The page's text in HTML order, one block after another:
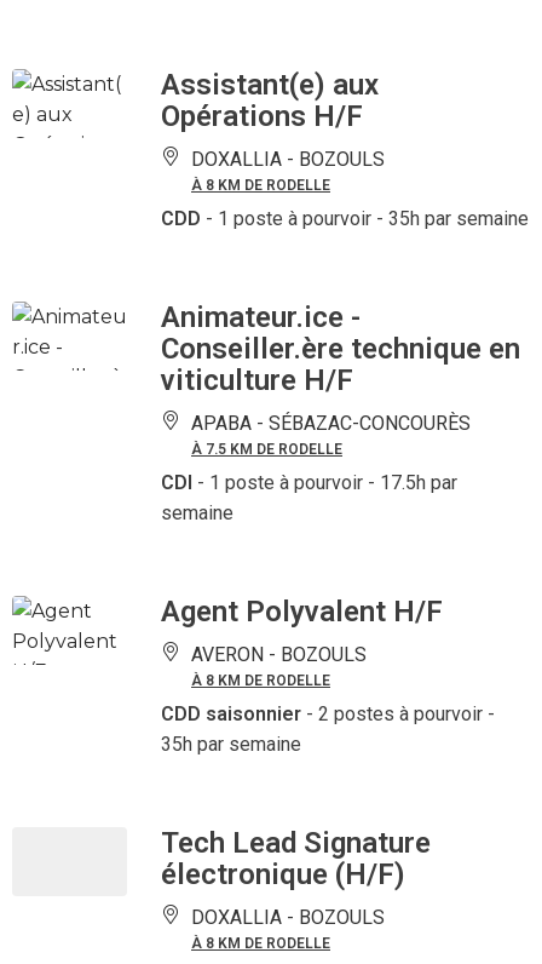
Assistant(e) aux
Opérations H/F
DOXALLIA - BOZOULS
À 8 KM DE RODELLE
CDD - 1 poste à pourvoir - 35h par semaine
Animateur.ice -
Conseiller.ère technique en
viticulture H/F
APABA - SÉBAZAC-CONCOURÈS
À 7.5 KM DE RODELLE
CDI - 1 poste à pourvoir - 17.5h par
semaine
Agent Polyvalent H/F
AVERON - BOZOULS
À 8 KM DE RODELLE
CDD saisonnier - 2 postes à pourvoir -
35h par semaine
Tech Lead Signature
électronique (H/F)
DOXALLIA - BOZOULS
À 8 KM DE RODELLE